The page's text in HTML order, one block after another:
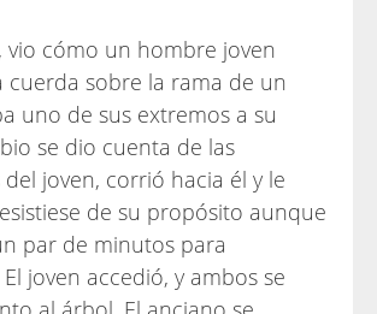
vio cómo un hombre joven
cuerda sobre la rama de un
uno de sus extremos a su
se dio cuenta de las
joven, corrió hacia él y le
de su propósito aunque
par de minutos para
joven accedió, y ambos se